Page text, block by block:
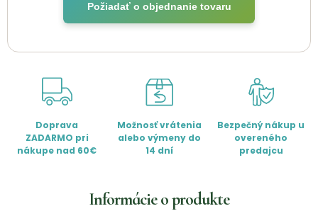
Požiadať o objednanie tovaru
Doprava
ZADARMO pri
nákupe nad 60€
Možnosť vrátenia
alebo výmeny do
14 dní
Bezpečný nákup u
overeného
predajcu
Informácie o produkte